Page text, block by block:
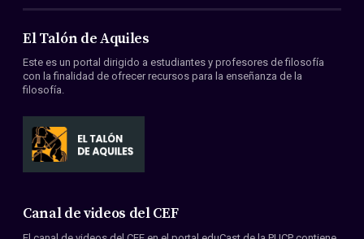
El Talón de Aquiles
Este es un portal dirigido a estudiantes y profesores de filosofía
con la finalidad de ofrecer recursos para la enseñanza de la
filosofía.
Canal de videos del CEF